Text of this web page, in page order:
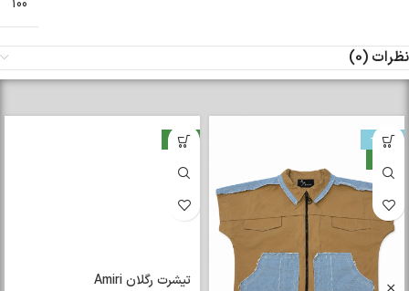
100
نظرات (0)
-33%
جدید
تیشرت رگلان Amiri